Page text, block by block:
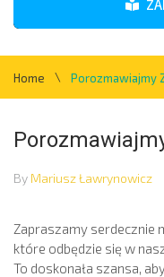
Home \ Porozmawiajmy
By Mariusz Ławrynowicz
Zapraszamy serdecznie
które odbędzie się w
To doskonała szansa,